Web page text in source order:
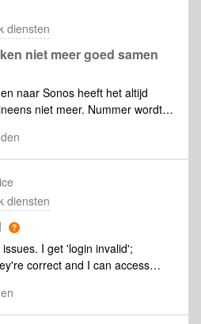
diensten
niet meer goed samen
naar Sonos heeft het altijd
niet meer. Nummer wordt
waarna het afspelen stopt en
van een ander
Spotify nummers via de Sonos
krijg ik ook de melding "Kan
nummer is niet goed
laatste versie. Alle Sonossen
aanpassing gedaan. Tot nu toe
helpt me verder? Diagnose
diensten
I get 'login invalid';
correct and I can access
service and tried to re-install
does't add the service